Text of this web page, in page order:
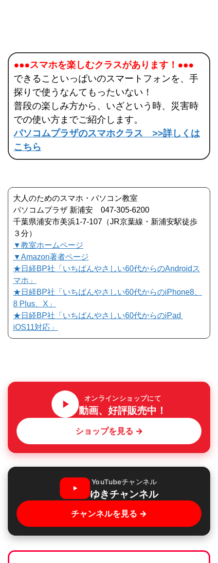
●●●スマホを楽しむクラスがあります！●●●
できることいっぱいのスマートフォンを、手
探りで使うなんてもったいない！
普段の楽しみ方から、いざという時、災害時
での使い方までご紹介します。
パソコムプラザのスマホクラス >>詳しくは
こちら
大人のためのスマホ・パソコン教室
パソコムプラザ 新浦安 047-305-6200
千葉県浦安市美浜1-7-107（JR京葉線・新浦安駅徒歩
３分）
▼教室ホームページ
▼Amazon著者ページ
★日経BP社「いちばんやさしい60代からのAndroidス
マホ」
★日経BP社「いちばんやさしい60代からのiPhone8、
8 Plus、X」
★日経BP社「いちばんやさしい60代からのiPad
iOS11対応」
オンラインショップにて
動画、好評販売中！
ショップを見る →
YouTubeチャンネル
ゆきチャンネル
チャンネルを見る →